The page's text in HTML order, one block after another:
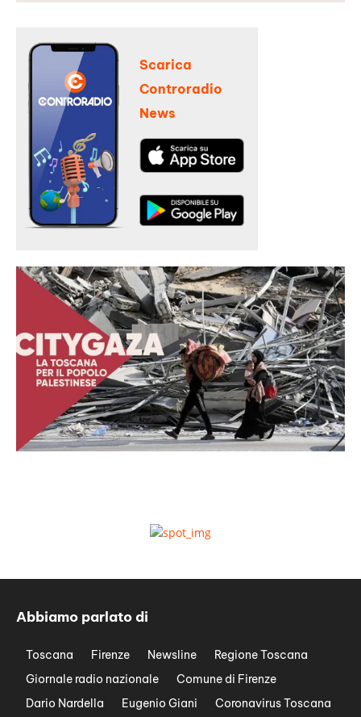
Scarica
Controradio
News
Abbiamo parlato di
Toscana Firenze Newsline
Regione Toscana
Giornale radio nazionale
Comune di Firenze
Dario Nardella
Eugenio Giani
Coronavirus Toscana